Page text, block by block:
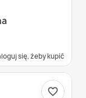
się, żeby kupić
favorite_border